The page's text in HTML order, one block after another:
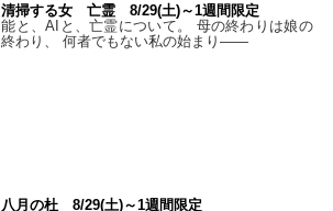
清掃する女 亡霊 8/29(土)～1週間限定
能と、AIと、亡霊について。 母の終わりは娘の
終わり、 何者でもない私の始まり――
八月の杜 8/29(土)～1週間限定